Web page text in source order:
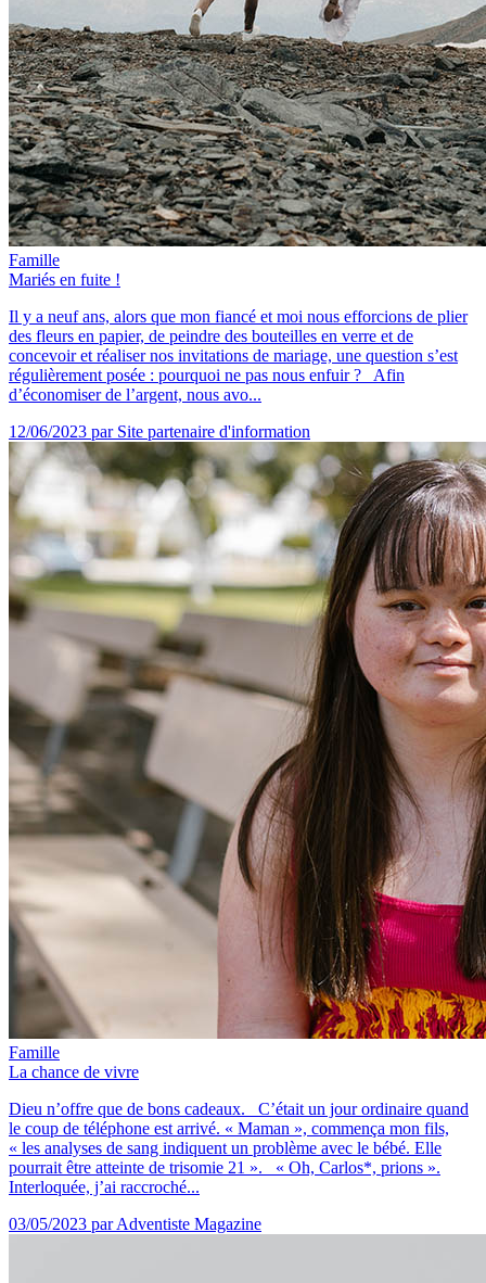
Famille
Mariés en fuite !
Il y a neuf ans, alors que mon fiancé et moi nous efforcions de plier
des fleurs en papier, de peindre des bouteilles en verre et de
concevoir et réaliser nos invitations de mariage, une question s’est
régulièrement posée : pourquoi ne pas nous enfuir ? Afin
d’économiser de l’argent, nous avo...
12/06/2023 par Site partenaire d'information
Famille
La chance de vivre
Dieu n’offre que de bons cadeaux. C’était un jour ordinaire quand
le coup de téléphone est arrivé. « Maman », commença mon fils,
« les analyses de sang indiquent un problème avec le bébé. Elle
pourrait être atteinte de trisomie 21 ». « Oh, Carlos*, prions ».
Interloquée, j’ai raccroché...
03/05/2023 par Adventiste Magazine